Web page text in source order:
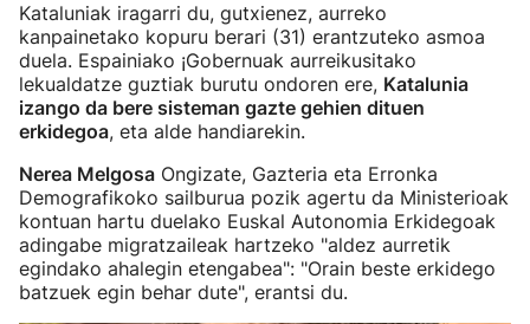
Kataluniak iragarri du, gutxienez, aurreko
kanpainetako kopuru berari (31) erantzuteko asmoa
duela. Espainiako ¡Gobernuak aurreikusitako
lekualdatze guztiak burutu ondoren ere, Katalunia
izango da bere sisteman gazte gehien dituen
erkidegoa, eta alde handiarekin.
Nerea Melgosa Ongizate, Gazteria eta Erronka
Demografikoko sailburua pozik agertu da Ministerioak
kontuan hartu duelako Euskal Autonomia Erkidegoak
adingabe migratzaileak hartzeko "aldez aurretik
egindako ahalegin etengabea": "Orain beste erkidego
batzuek egin behar dute", erantsi du.